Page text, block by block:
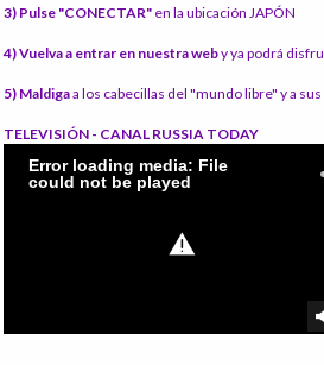
3) Pulse "CONECTAR" en la ubicación JAPÓN
4) Vuelva a entrar en nuestra weby ya podrá
5) Maldigaa los cabecillas del "mundo libre" y a
TELEVISIÓN - CANAL RUSSIA TODAY